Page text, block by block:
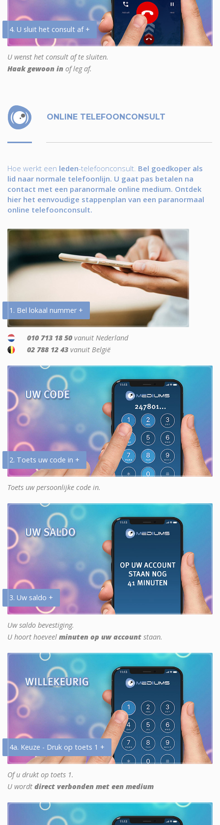
4. U sluit het consult af +
U wenst het consult af te sluiten.
Haak gewoon in of leg af.
ONLINE TELEFOONCONSULT
Hoe werkt een leden-telefoonconsult. Bel goedkoper als
lid naar normale telefoonlijn. U gaat pas betalen na
contact met een paranormale online medium. Ontdek
hier het eenvoudige stappenplan van een paranormaal
online telefoonconsult.
1. Bel lokaal nummer +
010 713 18 50 vanuit Nederland
02 788 12 43 vanuit België
2. Toets uw code in +
Toets uw persoonlijke code in.
3. Uw saldo +
Uw saldo bevestiging.
U hoort hoeveel minuten op uw account staan.
4a. Keuze - Druk op toets 1 +
Of u drukt op toets 1.
U wordt direct verbonden met een medium